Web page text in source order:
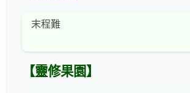
末程難
【靈修果園】